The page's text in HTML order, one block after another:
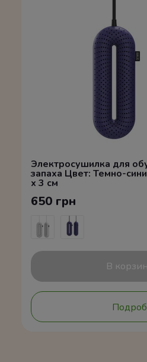
Электросушилка для
запаха Цвет: Темно-
x 3 см
650 грн
В